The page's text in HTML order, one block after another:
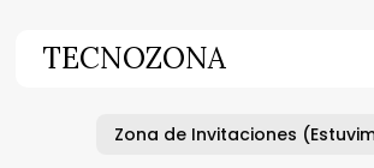
TECNOZONA
Zona de Invitaciones